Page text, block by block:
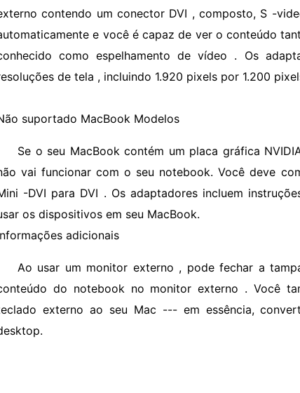
contendo um conector DVI , composto, S -
e você é capaz de ver o conteúdo
como espelhamento de vídeo . Os
de tela , incluindo 1.920 pixels por 1.200
suportado MacBook Modelos
Se o seu MacBook contém um placa gráfica
vai funcionar com o seu notebook. Você deve
-DVI para DVI . Os adaptadores incluem
os dispositivos em seu MacBook.
adicionais
Ao usar um monitor externo , pode fechar a
do notebook no monitor externo . Você
externo ao seu Mac --- em essência,